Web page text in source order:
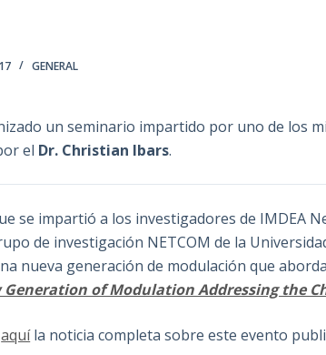
GENERAL
un seminario impartido por uno de los
el Dr. Christian Ibars.
se impartió a los investigadores de IMDEA
de investigación NETCOM de la
nueva generación de modulación que
Generation of Modulation Addressing the
aquíla noticia completa sobre este evento